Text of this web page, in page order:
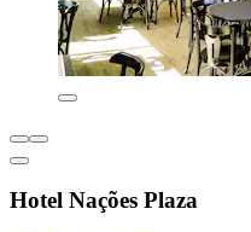
Hotel Nações Plaza